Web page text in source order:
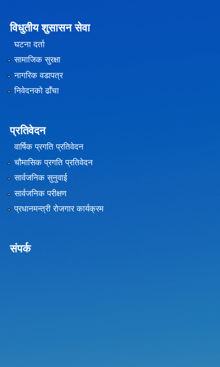
विधुतीय शुसासन सेवा
घटना दर्ता
सामाजिक सुरक्षा
नागरिक वडापत्र
निवेदनको ढाँचा
प्रतिवेदन
वार्षिक प्रगति प्रतिवेदन
चौमासिक प्रगति प्रतिवेदन
सार्वजनिक सुनुवाई
सार्वजनिक परीक्षण
प्रधानमन्त्री रोजगार कार्यक्रम
संपर्क